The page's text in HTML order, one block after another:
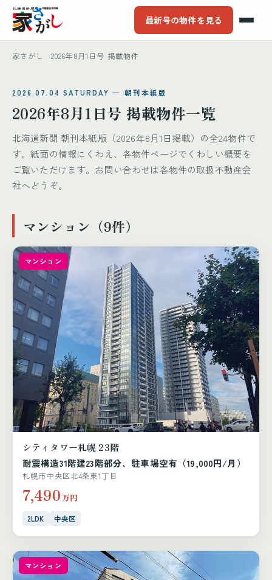
最新号の物件を見る
家さがし 2026年8月1日号 掲載物件
2026.07.04 SATURDAY ─ 朝刊本紙版
2026年8月1日号 掲載物件一覧
北海道新聞 朝刊本紙版（2026年8月1日掲載）の全24物件で
す。紙面の情報にくわえ、各物件ページでくわしい概要を
ご覧いただけます。お問い合わせは各物件の取扱不動産会
社へどうぞ。
マンション（9件）
マンション
シティタワー札幌 23階
耐震構造31階建23階部分、駐車場空有（19,000円/月）
札幌市中央区北4条東1丁目
7,490万円
2LDK 中央区
マンション